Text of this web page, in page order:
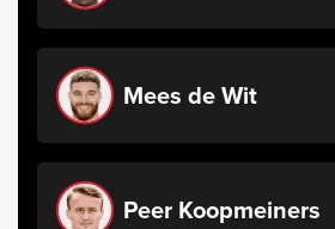
Mees de Wit
Peer Koopmeiners